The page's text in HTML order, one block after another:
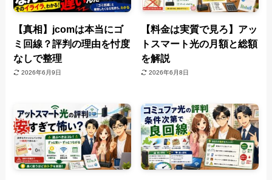
【真相】jcomは本当にゴ
ミ回線？評判の理由を忖度
なしで整理
2026年6月9日
【料金は実質で見ろ】アッ
トスマート光の月額と総額
を解説
2026年6月8日